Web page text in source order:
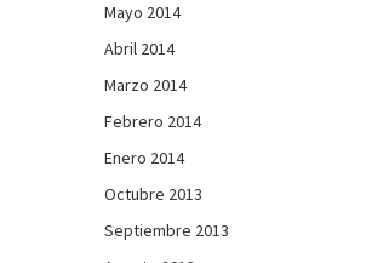
Mayo 2014
Abril 2014
Marzo 2014
Febrero 2014
Enero 2014
Octubre 2013
Septiembre 2013